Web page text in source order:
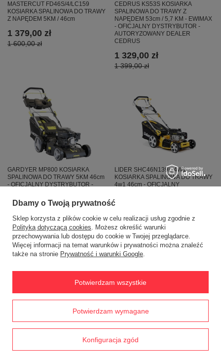
MASTERCUT FD46S/4/LC159
KOSIARKA SPALINOWA DO TRAWY
Z NAPĘDEM 5KM / 46cm
1 379,00 zł
1 600,00 zł
CEDRUS KS53S KOSIARKA
SPALINOWA DO TRAWY Z
NAPĘDEM 53cm / 5,7 KM - EWIMAX
- OFICJALNY DYSTRYBUTOR -
AUTORYZOWANY DEALER
CEDRUS
1 329,00 zł
1 399,00 zł
GARDYER MP800 KOSIARKA
SPALINOWA DO TRAWY 5KM 46cm
- OFICJALNY DYSTRYBUTOR -
GARDYER
1 325,00 zł
LIDER SHC46N139L-4W1
KOSIARKA SPALINOWA DO TRAWY
4w1 46cm - OFICJALNY
AUTORYZOWANY DEALER LIDER
1 325,00 zł
1 208,48 zł
AUTORYZOWANY DEALER LIDER
Dbamy o Twoją prywatność
Sklep korzysta z plików cookie w celu realizacji usług zgodnie z
Polityką dotyczącą cookies. Możesz określić warunki
przechowywania lub dostępu do cookie w Twojej przeglądarce.
Więcej informacji na temat warunków i prywatności można znaleźć
także na stronie Prywatność i warunki Google.
Potwierdzam wymagane
Konfiguracja zgód
Potwierdzam wszystkie